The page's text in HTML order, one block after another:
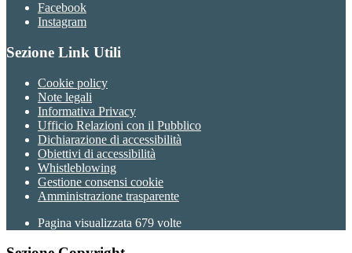
Facebook
Instagram
Sezione Link Utili
Cookie policy
Note legali
Informativa Privacy
Ufficio Relazioni con il Pubblico
Dichiarazione di accessibilità
Obiettivi di accessibilità
Whistleblowing
Gestione consensi cookie
Amministrazione trasparente
Pagina visualizzata 679 volte